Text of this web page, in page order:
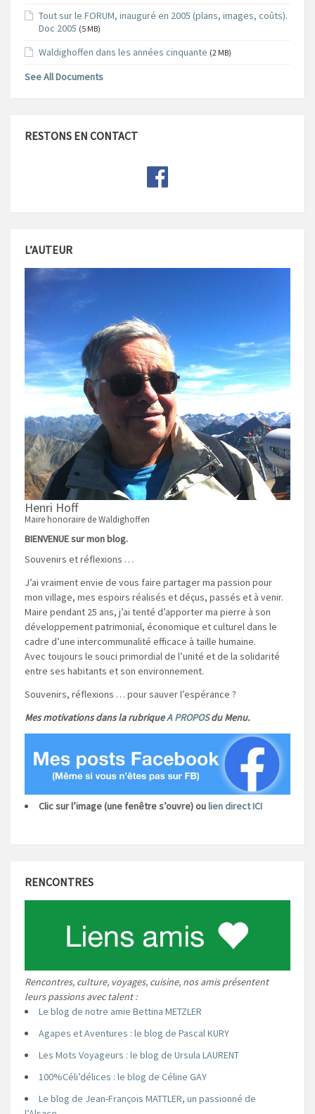
Tout sur le FORUM, inauguré en 2005 (plans, images, coûts).
Doc 2005 (5 MB)
Waldighoffen dans les années cinquante (2 MB)
See All Documents
RESTONS EN CONTACT
L’AUTEUR
Henri Hoff
Maire honoraire de Waldighoffen
BIENVENUE sur mon blog.
Souvenirs et réflexions …
J’ai vraiment envie de vous faire partager ma passion pour
mon village, mes espoirs réalisés et déçus, passés et à venir.
Maire pendant 25 ans, j’ai tenté d’apporter ma pierre à son
développement patrimonial, économique et culturel dans le
cadre d’une intercommunalité efficace à taille humaine.
Avec toujours le souci primordial de l’unité et de la solidarité
entre ses habitants et son environnement.
Souvenirs, réflexions … pour sauver l’espérance ?
Mes motivations dans la rubriqueA PROPOSdu Menu.
Clic sur l’image (une fenêtre s’ouvre) oulien direct ICI
RENCONTRES
Rencontres, culture, voyages, cuisine, nos amis présentent
leurs passions avec talent :
Le blog de notre amie Bettina METZLER
Agapes et Aventures : le blog de Pascal KURY
Les Mots Voyageurs : le blog de Ursula LAURENT
100%Céli’délices : le blog de Céline GAY
Le blog de Jean-François MATTLER, un passionné de